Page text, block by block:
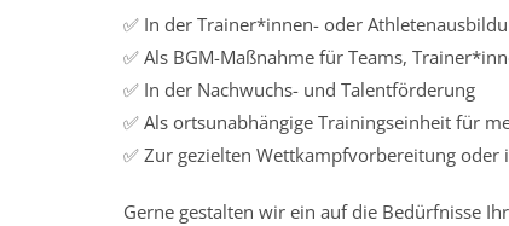
✅ In der Trainer*innen- oder
✅ Als BGM-Maßnahme für Teams,
✅ In der Nachwuchs- und Talentförderung
✅ Als ortsunabhängige Trainingseinheit für
✅ Zur gezielten Wettkampfvorbereitung oder
Gerne gestalten wir ein auf die Bedürfnisse